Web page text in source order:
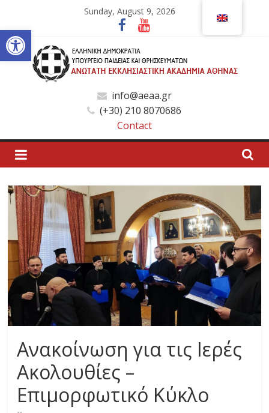
Open toolbar
content
Sunday, August 9, 2026
Ανώτατη
Εκκλησιαστική
Ακαδημία
Αθηνών
Ανώτατη
Εκκλησιαστική
Ακαδημία
Αθηνών
info@aeaa.gr
(+30) 210 8070686
Contact
Ανακοίνωση για τις Ιερές
Ακολουθίες –
Επιμορφωτικό Κύκλο